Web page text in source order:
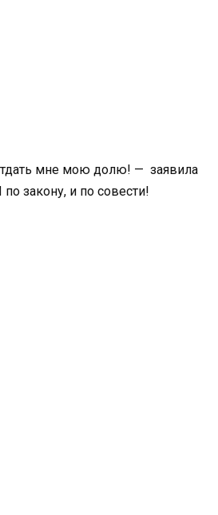
мне мою долю! — заявила
закону, и по совести!